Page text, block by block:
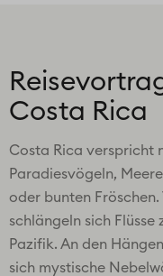
Costa Rica
Costa Rica verspricht
Paradiesvögeln,
oder bunten Fröschen.
schlängeln sich
Pazifik. An den
sich mystische